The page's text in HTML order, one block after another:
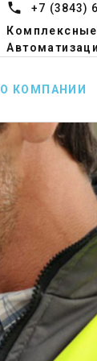
+7 (3843)
О КОМПАНИИ